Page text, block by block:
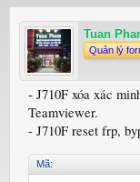
Tuan
Quản lý
- J710F xóa xác
Teamviewer.
- J710F reset frp,
Mã: